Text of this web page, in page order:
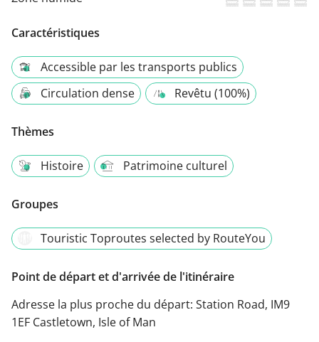
Caractéristiques
Accessible par les transports publics
Circulation dense
Revêtu (100%)
Thèmes
Histoire Patrimoine culturel
Groupes
Touristic Toproutes selected by RouteYou
Point de départ et d'arrivée de l'itinéraire
Adresse la plus proche du départ: Station Road, IM9
1EF Castletown, Isle of Man